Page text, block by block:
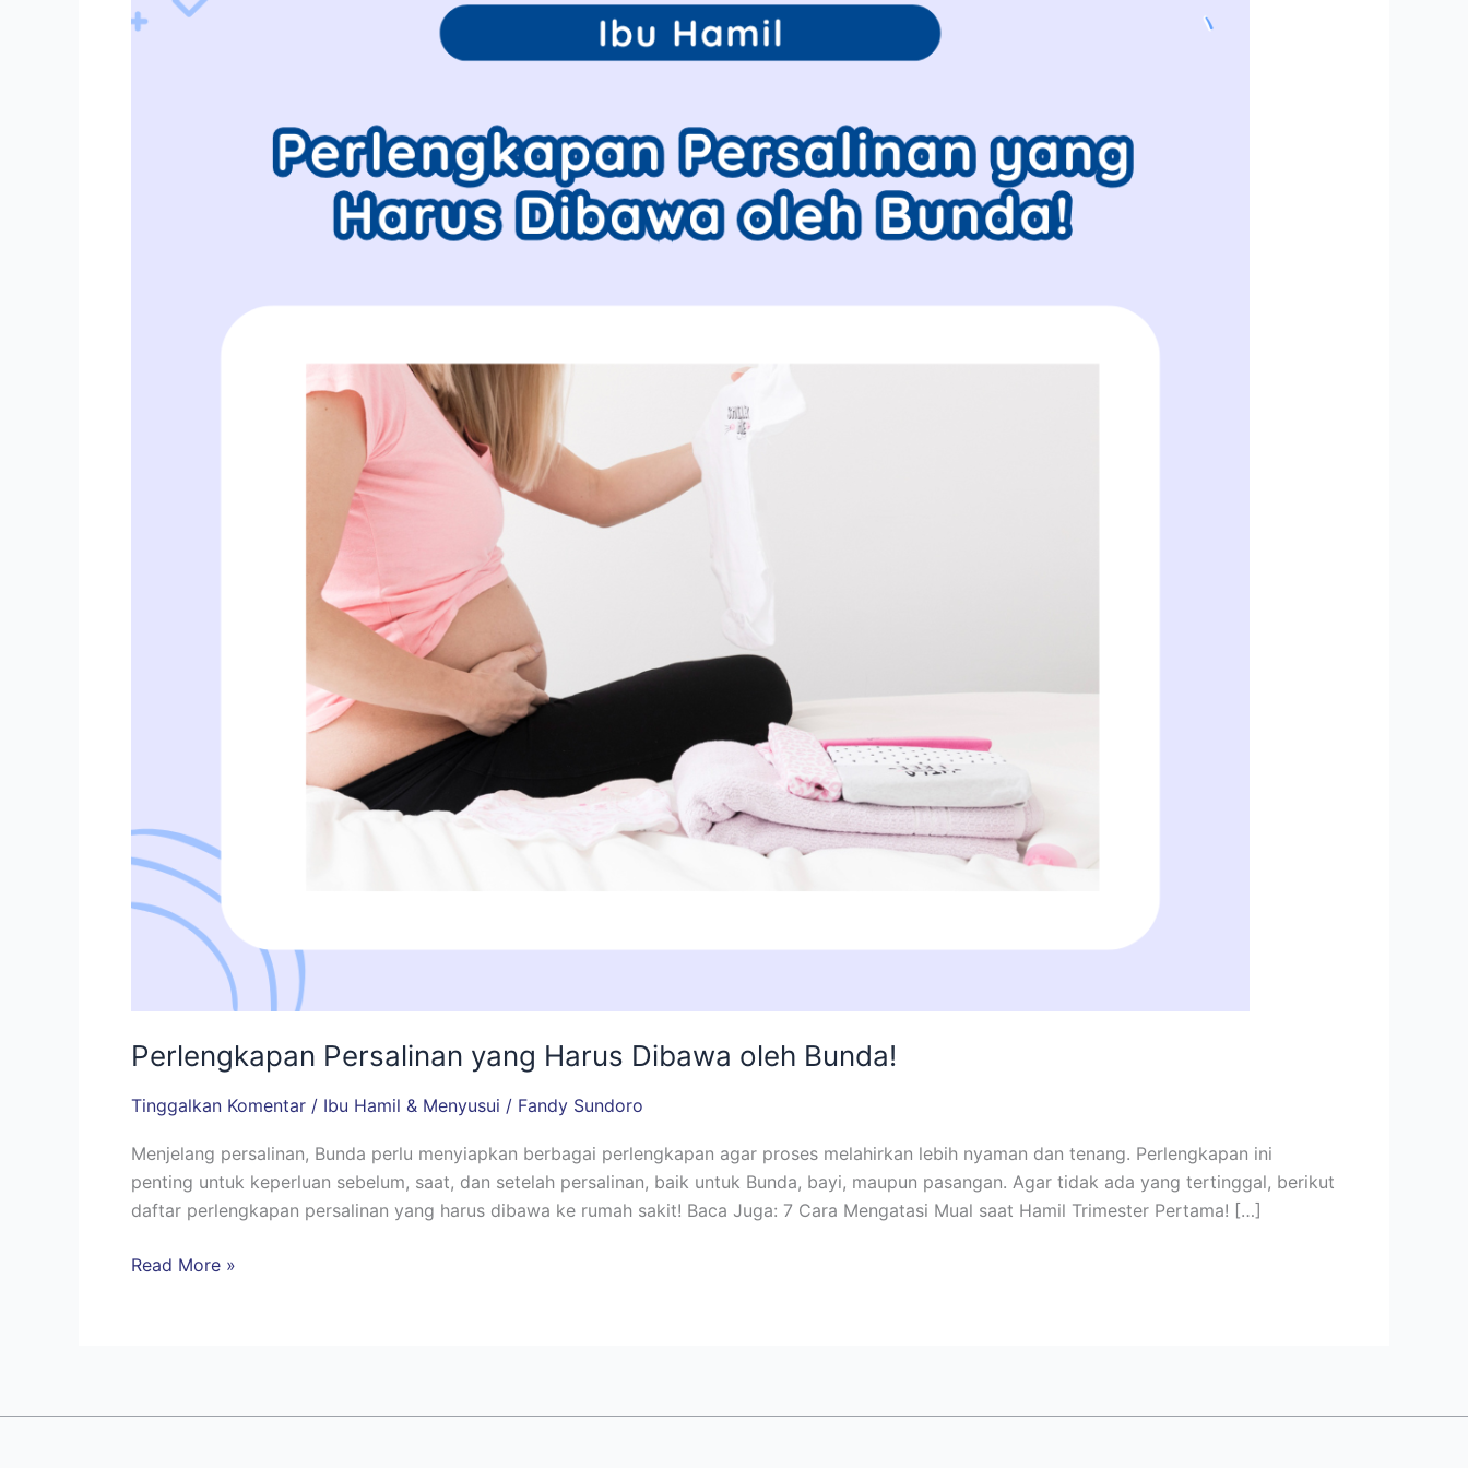
Perlengkapan Persalinan yang Harus Dibawa oleh Bunda!
Tinggalkan Komentar / Ibu Hamil & Menyusui / Fandy Sundoro
Menjelang persalinan, Bunda perlu menyiapkan berbagai perlengkapan agar proses melahirkan lebih nyaman dan tenang. Perlengkapan ini
penting untuk keperluan sebelum, saat, dan setelah persalinan, baik untuk Bunda, bayi, maupun pasangan. Agar tidak ada yang tertinggal, berikut
daftar perlengkapan persalinan yang harus dibawa ke rumah sakit! Baca Juga: 7 Cara Mengatasi Mual saat Hamil Trimester Pertama! […]
Dibawa
Read More »